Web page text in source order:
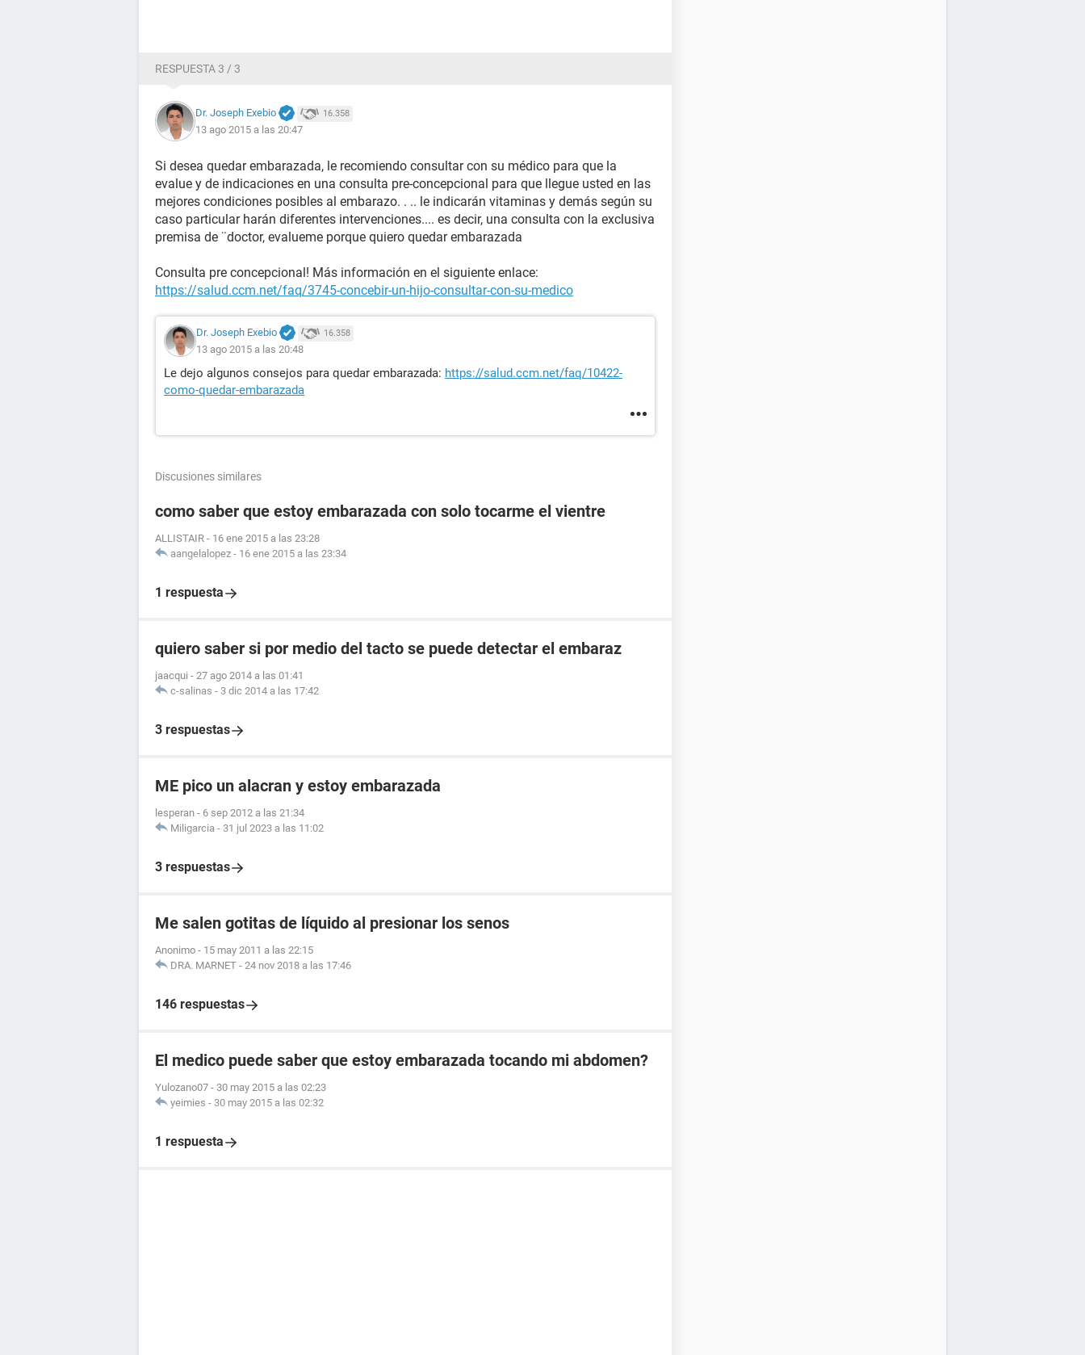
RESPUESTA 3 / 3
Dr. Joseph Exebio 16.358
13 ago 2015 a las 20:47
Si desea quedar embarazada, le recomiendo consultar con su médico para que la
evalue y de indicaciones en una consulta pre-concepcional para que llegue usted en las
mejores condiciones posibles al embarazo. . .. le indicarán vitaminas y demás según su
caso particular harán diferentes intervenciones.... es decir, una consulta con la exclusiva
premisa de ¨doctor, evalueme porque quiero quedar embarazada
Consulta pre concepcional! Más información en el siguiente enlace:
https://salud.ccm.net/faq/3745-concebir-un-hijo-consultar-con-su-medico
Dr. Joseph Exebio 16.358
13 ago 2015 a las 20:48
Le dejo algunos consejos para quedar embarazada: https://salud.ccm.net/faq/10422-
como-quedar-embarazada
Discusiones similares
como saber que estoy embarazada con solo tocarme el vientre
ALLISTAIR - 16 ene 2015 a las 23:28
aangelalopez - 16 ene 2015 a las 23:34
1 respuesta
quiero saber si por medio del tacto se puede detectar el embaraz
jaacqui - 27 ago 2014 a las 01:41
c-salinas - 3 dic 2014 a las 17:42
3 respuestas
ME pico un alacran y estoy embarazada
lesperan - 6 sep 2012 a las 21:34
Miligarcia - 31 jul 2023 a las 11:02
3 respuestas
Me salen gotitas de líquido al presionar los senos
Anonimo - 15 may 2011 a las 22:15
DRA. MARNET - 24 nov 2018 a las 17:46
146 respuestas
El medico puede saber que estoy embarazada tocando mi abdomen?
Yulozano07 - 30 may 2015 a las 02:23
yeimies - 30 may 2015 a las 02:32
1 respuesta